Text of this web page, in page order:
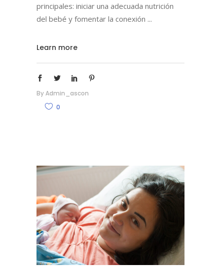
principales: iniciar una adecuada nutrición
del bebé y fomentar la conexión
Learn more
ByAdmin_ascon
0